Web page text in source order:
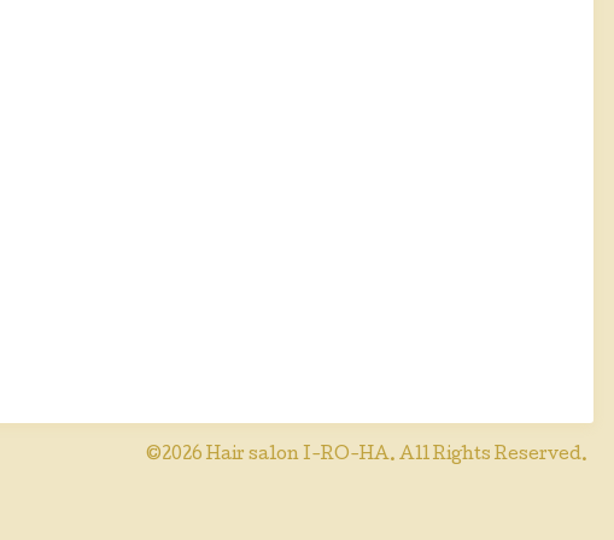
©2026 Hair salon I-RO-HA. All Rights Reserved.